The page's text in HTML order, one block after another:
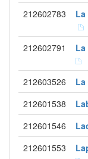
212602783
212602791
212603526
212601538
212601546
212601553